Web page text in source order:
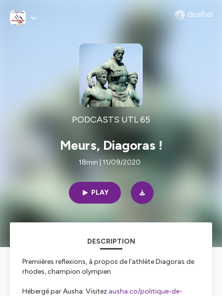
PODCASTS UTL 65
Meurs, Diagoras !
18min | 11/09/2020
PLAY
DESCRIPTION
Premiières reflexions, à propos de l'athlète Diagoras de
rhodes, champion olympien
Hébergé par Ausha. Visitez ausha.co/politique-de-